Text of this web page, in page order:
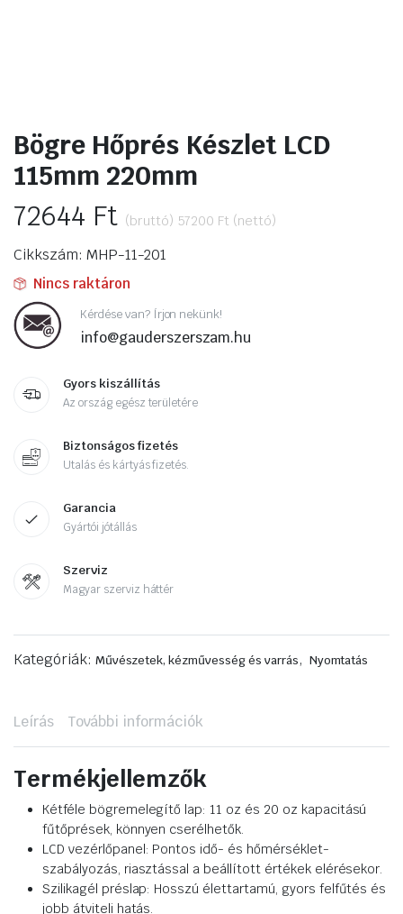
Bögre Hőprés Készlet LCD
115mm 220mm
72644 Ft (bruttó) 57200 Ft (nettó)
Cikkszám: MHP-11-201
Nincs raktáron
Kérdése van? Írjon nekünk!
info@gauderszerszam.hu
Gyors kiszállítás
Az ország egész területére
Biztonságos fizetés
Utalás és kártyás fizetés.
Garancia
Gyártói jótállás
Szerviz
Magyar szerviz háttér
Kategóriák: Művészetek, kézművesség és varrás, Nyomtatás
Leírás További információk
Termékjellemzők
Kétféle bögremelegítő lap: 11 oz és 20 oz kapacitású
fűtőprések, könnyen cserélhetők.
LCD vezérlőpanel: Pontos idő- és hőmérséklet-
szabályozás, riasztással a beállított értékek elérésekor.
Szilikagél préslap: Hosszú élettartamú, gyors felfűtés és
jobb átviteli hatás.